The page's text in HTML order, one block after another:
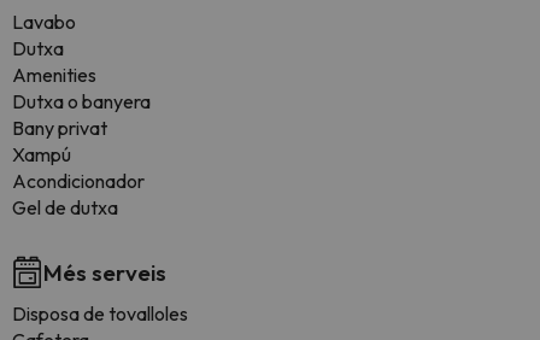
Lavabo
Dutxa
Amenities
Dutxa o banyera
Bany privat
Xampú
Acondicionador
Gel de dutxa
Més serveis
Disposa de tovalloles